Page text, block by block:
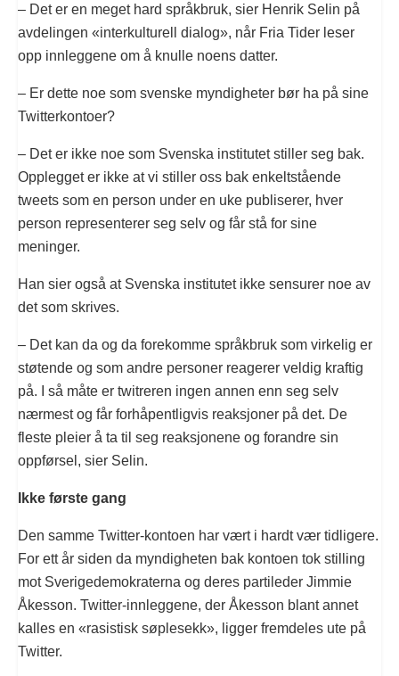
– Det er en meget hard språkbruk, sier Henrik Selin på
avdelingen «interkulturell dialog», når Fria Tider leser
opp innleggene om å knulle noens datter.
– Er dette noe som svenske myndigheter bør ha på sine
Twitterkontoer?
– Det er ikke noe som Svenska institutet stiller seg bak.
Opplegget er ikke at vi stiller oss bak enkeltstående
tweets som en person under en uke publiserer, hver
person representerer seg selv og får stå for sine
meninger.
Han sier også at Svenska institutet ikke sensurer noe av
det som skrives.
– Det kan da og da forekomme språkbruk som virkelig er
støtende og som andre personer reagerer veldig kraftig
på. I så måte er twitreren ingen annen enn seg selv
nærmest og får forhåpentligvis reaksjoner på det. De
fleste pleier å ta til seg reaksjonene og forandre sin
oppførsel, sier Selin.
Ikke første gang
Den samme Twitter-kontoen har vært i hardt vær tidligere.
For ett år siden da myndigheten bak kontoen tok stilling
mot Sverigedemokraterna og deres partileder Jimmie
Åkesson. Twitter-innleggene, der Åkesson blant annet
kalles en «rasistisk søplesekk», ligger fremdeles ute på
Twitter.